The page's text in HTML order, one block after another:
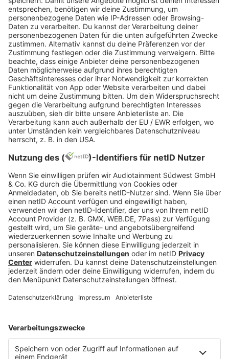
Arbeiten im Westpfalz-Klinikum:
In den vier Standorten gibt es verschiedene
Einsatzbereiche, mit vielfältigen
Jobmöglichkeiten in tollen Teams.
Notfallpflege
Intensivstation
Pädiatrie
Langzeitpflege
Anästhesiepflege
Flexteam (flexible Einsätze in versch.
Bereichen)
Bock, dich zu bewerben?
Entdecke die dazugehörigen aktuellen
f
ür weitere umfangreiche Infos zum Westpfalz
Klinikum aufInstagramundYouTubevorbei!